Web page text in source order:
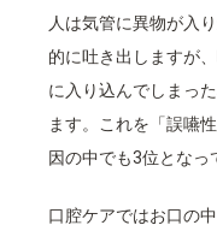
人は気管に異物が入
的に吐き出しますが
に入り込んでしまっ
ます。これを「誤嚥
因の中でも3位となっ
口腔ケアではお口の